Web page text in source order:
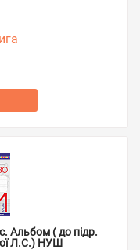
Альбом ( до підр.
Л.С.) НУШ